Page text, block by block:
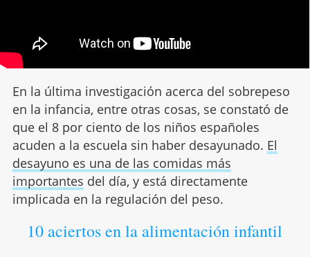
En la última investigación acerca del sobrepeso
en la infancia, entre otras cosas, se constató de
que el 8 por ciento de los niños españoles
acuden a la escuela sin haber desayunado. El
desayuno es una de las comidas más
importantes del día, y está directamente
implicada en la regulación del peso.
10 aciertos en la alimentación infantil